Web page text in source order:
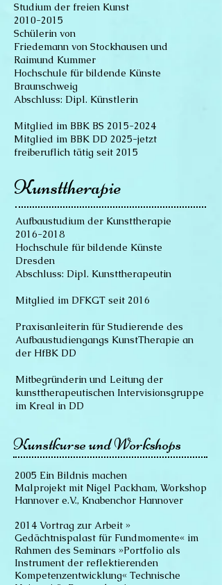
Studium der freien Kunst
2010-2015
Schülerin von
Friedemann von Stockhausen und
Raimund Kummer
Hochschule für bildende Künste
Braunschweig
Abschluss: Dipl. Künstlerin
Mitglied im BBK BS 2015-2024
Mitglied im BBK DD 2025-jetzt
freiberuflich tätig seit 2015
Kunsttherapie
Aufbaustudium der Kunsttherapie
2016-2018
Hochschule für bildende Künste
Dresden
Abschluss: Dipl. Kunsttherapeutin
Mitglied im DFKGT seit 2016
Praxisanleiterin für Studierende des
Aufbaustudiengangs KunstTherapie an
der HfBK DD
Mitbegründerin und Leitung der
kunsttherapeutischen Intervisionsgruppe
im Kreal in DD
Kunstkurse und Workshops
2005 Ein Bildnis machen
Malprojekt mit Nigel Packham, Workshop
Hannover e.V., Knabenchor Hannover
2014 Vortrag zur Arbeit »
Gedächtnispalast für Fundmomente« im
Rahmen des Seminars »Portfolio als
Instrument der reflektierenden
Kompetenzentwicklung« Technische